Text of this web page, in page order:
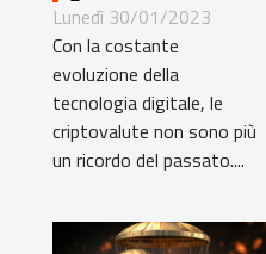
sapere sulle
criptovalute?
Lunedì 30/01/2023
Con la costante
evoluzione della
tecnologia digitale, le
criptovalute non sono più
un ricordo del passato....